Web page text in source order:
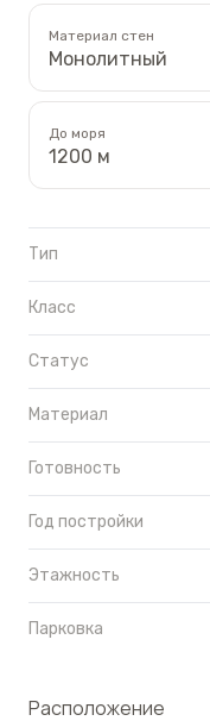
Материал стен
Монолитный
До моря
1200 м
Тип
Класс
Статус
Материал
Готовность
Год постройки
Этажность
Парковка
Расположение